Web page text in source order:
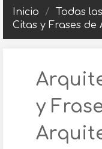
Inicio Todas
Citas y Frases de
y